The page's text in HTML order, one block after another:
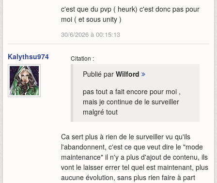
c'est que du pvp ( heurk) c'est donc pas pour
moi ( et sous unity )
30/6/2026 à 00:15:13
Kalythsu974 Citation :
Publié par Wilford
pas tout a fait encore pour moi ,
mais je continue de le surveiller
malgré tout
Ca sert plus à rien de le surveiller vu qu'ils
l'abandonnent, c'est ce que veut dire le "mode
maintenance" il n'y a plus d'ajout de contenu, ils
vont le laisser errer tel quel est maintenant, plus
aucune évolution, sans plus rien faire à part